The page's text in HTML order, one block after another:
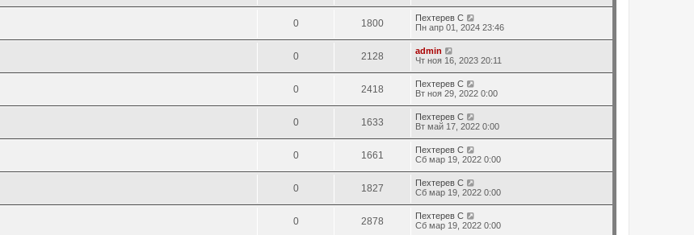
0 1800
Пехтерев С
Пн апр 01, 2024 23:46
0 2128
admin
Чт ноя 16, 2023 20:11
0 2418
Пехтерев С
Вт ноя 29, 2022 0:00
0 1633
Пехтерев С
Вт май 17, 2022 0:00
0 1661
Пехтерев С
Сб мар 19, 2022 0:00
0 1827
Пехтерев С
Сб мар 19, 2022 0:00
0 2878
Пехтерев С
Сб мар 19, 2022 0:00